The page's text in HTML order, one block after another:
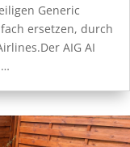
Generic
ersetzen, durch
AIG AI